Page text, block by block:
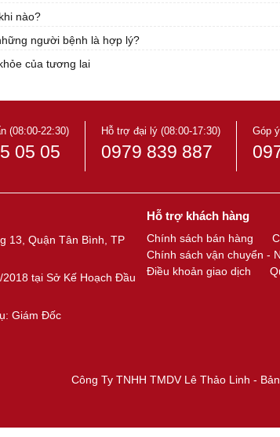
nào?
người bệnh là hợp lý?
của tương lai
(08:00-22:30)
05 05
Hỗ trợ đại lý (08:00-17:30)
0979 839 887
Góp
13, Quận Tân Bình, TP
tại Sở Kế Hoạch Đầu
Giám Đốc
Hỗ trợ khách hàng
Chính sách bán hàng
Chính sách vận chuyển -
Điều khoản giao dịch
Công Ty TNHH TMDV Lê Thảo Linh -